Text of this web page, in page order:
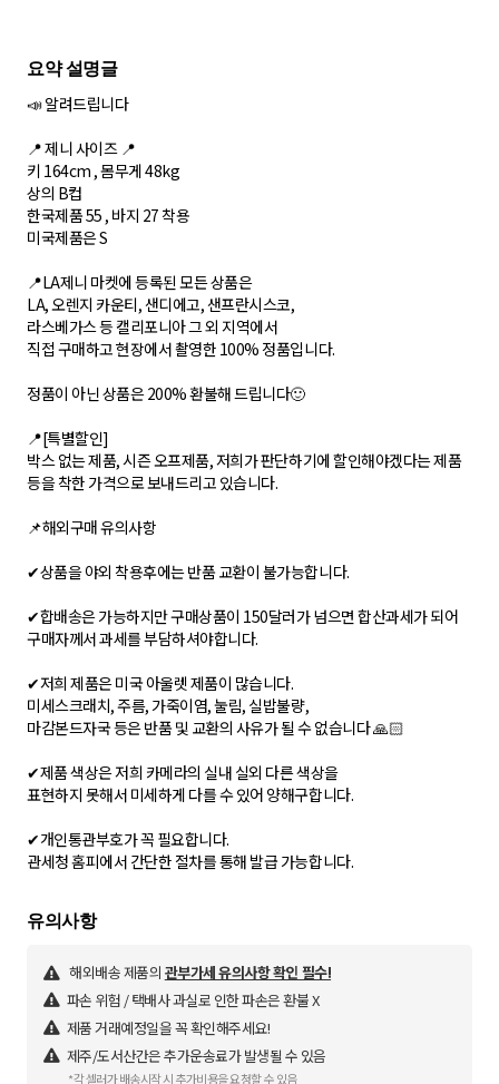
요약 설명글
📣 알려드립니다
📍 제니 사이즈 📍
키 164cm , 몸무게 48kg
상의 B컵
한국제품 55 , 바지 27 착용
미국제품은 S
📍LA제니 마켓에 등록된 모든 상품은
LA, 오렌지 카운티, 샌디에고, 샌프란시스코,
라스베가스 등 캘리포니아 그 외 지역에서
직접 구매하고 현장에서 촬영한 100% 정품입니다.
정품이 아닌 상품은 200% 환불해 드립니다🙂
📍[특별할인]
박스 없는 제품, 시즌 오프제품, 저희가 판단하기에 할인해야겠다는 제품
등을 착한 가격으로 보내드리고 있습니다.
📌해외구매 유의사항
✔상품을 야외 착용후에는 반품 교환이 불가능합니다.
✔합배송은 가능하지만 구매상품이 150달러가 넘으면 합산과세가 되어
구매자께서 과세를 부담하셔야합니다.
✔저희 제품은 미국 아울렛 제품이 많습니다.
미세스크래치, 주름, 가죽이염, 눌림, 실밥불량,
마감본드자국 등은 반품 및 교환의 사유가 될 수 없습니다 🙏🏻
✔제품 색상은 저희 카메라의 실내 실외 다른 색상을
표현하지 못해서 미세하게 다를 수 있어 양해구합니다.
✔개인통관부호가 꼭 필요합니다.
관세청 홈피에서 간단한 절차를 통해 발급 가능합니다.
유의사항
해외배송 제품의 관부가세 유의사항 확인 필수!
파손 위험 / 택배사 과실로 인한 파손은 환불 X
제품 거래예정일을 꼭 확인해주세요!
제주/도서산간은 추가운송료가 발생될 수 있음
*각 셀러가 배송시작 시 추가비용을 요청할 수 있음